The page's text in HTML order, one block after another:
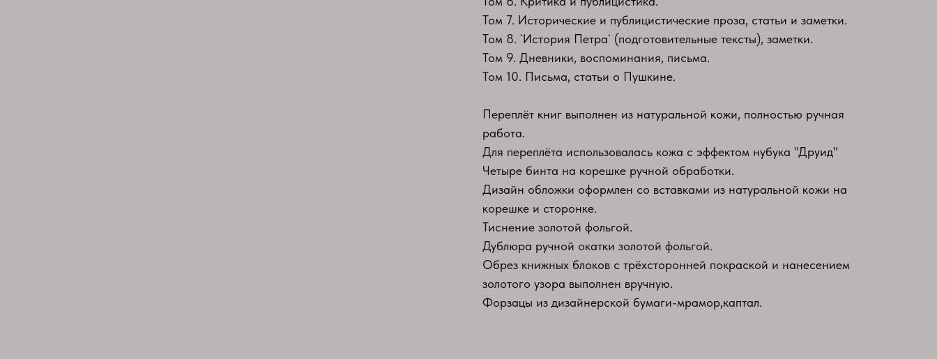
Том 7. Исторические и публицистические проза, статьи и заметки.
Том 8. `История Петра` (подготовительные тексты), заметки.
Том 9. Дневники, воспоминания, письма.
Том 10. Письма, статьи о Пушкине.
Переплёт книг выполнен из натуральной кожи, полностью ручная
работа.
Для переплёта использовалась кожа с эффектом нубука "Друид"
Четыре бинта на корешке ручной обработки.
Дизайн обложки оформлен со вставками из натуральной кожи на
корешке и сторонке.
Тиснение золотой фольгой.
Дублюра ручной окатки золотой фольгой.
Обрез книжных блоков с трёхсторонней покраской и нанесением
золотого узора выполнен вручную.
Форзацы из дизайнерской бумаги-мрамор,каптал.